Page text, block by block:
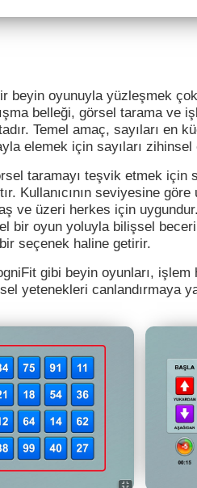
beyin oyunuyla yüzleşmek
belleği, görsel tarama ve
Temel amaç, sayıları en
elemek için sayıları zihinsel
taramayı teşvik etmek için
Kullanıcının seviyesine
ve üzeri herkes için
bir oyun yoluyla bilişsel
seçenek haline getirir.
gibi beyin oyunları, işlem
yetenekleri canlandırmaya